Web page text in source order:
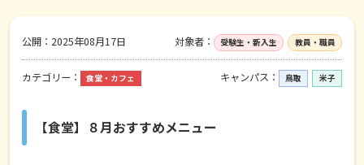
公開： 2025年08月17日 対象者： 受験生・新入生 教員・職員
カテゴリー： 食堂・カフェ キャンパス： 鳥取 米子
【食堂】８月おすすめメニュー